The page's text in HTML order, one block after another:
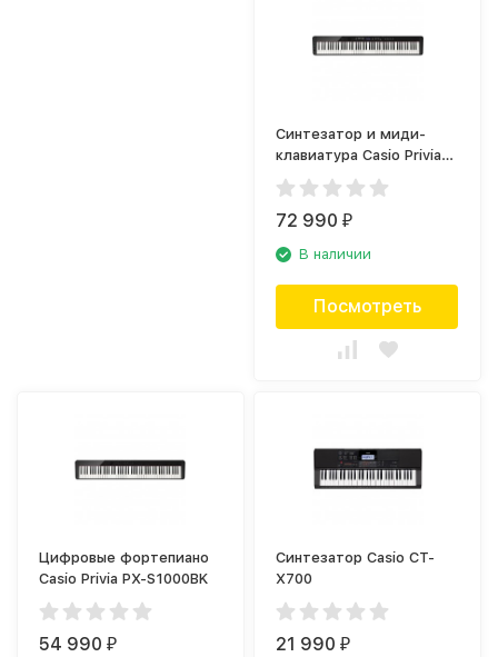
Синтезатор и миди-
клавиатура Casio Privia
PX-S3000BK
72 990₽
В наличии
Посмотреть
Цифровые фортепиано
Casio Privia PX-S1000BK
54 990₽
Синтезатор Casio CT-
X700
21 990₽